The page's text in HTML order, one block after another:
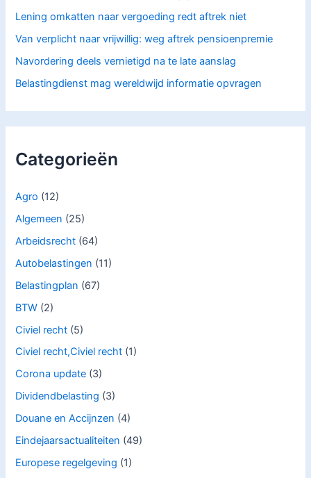
Lening omkatten naar vergoeding redt aftrek niet
Van verplicht naar vrijwillig: weg aftrek pensioenpremie
Navordering deels vernietigd na te late aanslag
Belastingdienst mag wereldwijd informatie opvragen
Categorieën
Agro (12)
Algemeen (25)
Arbeidsrecht (64)
Autobelastingen (11)
Belastingplan (67)
BTW (2)
Civiel recht (5)
Civiel recht,Civiel recht (1)
Corona update (3)
Dividendbelasting (3)
Douane en Accijnzen (4)
Eindejaarsactualiteiten (49)
Europese regelgeving (1)